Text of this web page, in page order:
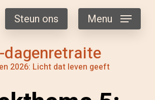
dagenretraite
2026: Licht dat leven geeft
Steun ons Menu